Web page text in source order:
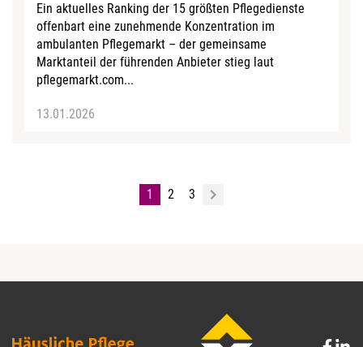
Ein aktuelles Ranking der 15 größten Pflegedienste
offenbart eine zunehmende Konzentration im
ambulanten Pflegemarkt – der gemeinsame
Marktanteil der führenden Anbieter stieg laut
pflegemarkt.com...
13.01.2026
1 2 3